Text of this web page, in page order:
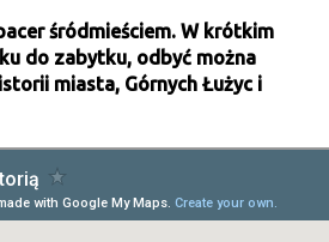
śródmieściem. W krótkim
do zabytku, odbyć można
miasta, Górnych Łużyc i